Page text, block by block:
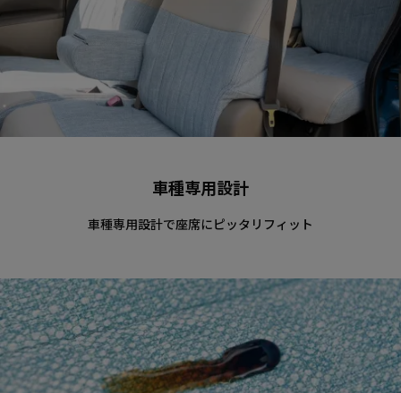
車種専用設計
車種専用設計で座席にピッタリフィット